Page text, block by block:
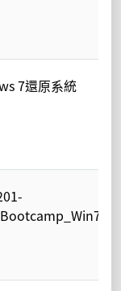
7還原系統